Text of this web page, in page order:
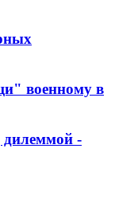
военному в
дилеммой -